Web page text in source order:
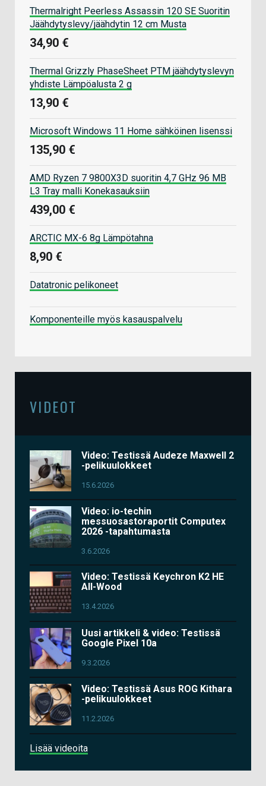
Thermalright Peerless Assassin 120 SE Suoritin
Jäähdytyslevy/jäähdytin 12 cm Musta
34,90 €
Thermal Grizzly PhaseSheet PTM jäähdytyslevyn
yhdiste Lämpöalusta 2 g
13,90 €
Microsoft Windows 11 Home sähköinen lisenssi
135,90 €
AMD Ryzen 7 9800X3D suoritin 4,7 GHz 96 MB
L3 Tray malli Konekasauksiin
439,00 €
ARCTIC MX-6 8g Lämpötahna
8,90 €
Datatronic pelikoneet
Komponenteille myös kasauspalvelu
VIDEOT
Video: Testissä Audeze Maxwell 2
-pelikuulokkeet
15.6.2026
Video: io-techin
messuosastoraportit Computex
2026 -tapahtumasta
3.6.2026
Video: Testissä Keychron K2 HE
All-Wood
13.4.2026
Uusi artikkeli & video: Testissä
Google Pixel 10a
9.3.2026
Video: Testissä Asus ROG Kithara
-pelikuulokkeet
11.2.2026
Lisää videoita